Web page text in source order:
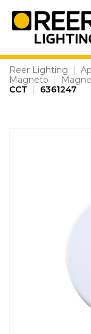
content
Reer Lighting |
Magneto
|
CCT
| 6361247